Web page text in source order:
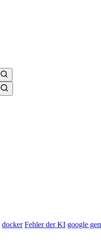
docker Fehler der KI google